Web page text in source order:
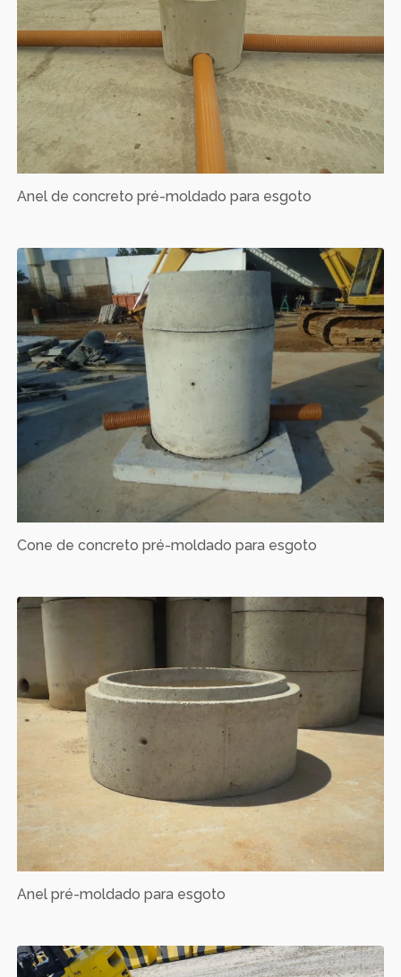
Anel de concreto pré-moldado para esgoto
Cone de concreto pré-moldado para esgoto
Anel pré-moldado para esgoto